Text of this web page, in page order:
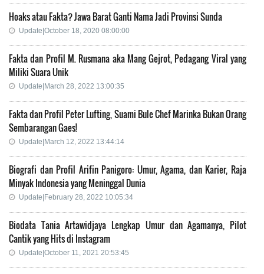
Hoaks atau Fakta? Jawa Barat Ganti Nama Jadi Provinsi Sunda
Update|October 18, 2020 08:00:00
Fakta dan Profil M. Rusmana aka Mang Gejrot, Pedagang Viral yang
Miliki Suara Unik
Update|March 28, 2022 13:00:35
Fakta dan Profil Peter Lufting, Suami Bule Chef Marinka Bukan Orang
Sembarangan Gaes!
Update|March 12, 2022 13:44:14
Biografi dan Profil Arifin Panigoro: Umur, Agama, dan Karier, Raja
Minyak Indonesia yang Meninggal Dunia
Update|February 28, 2022 10:05:34
Biodata Tania Artawidjaya Lengkap Umur dan Agamanya, Pilot
Cantik yang Hits di Instagram
Update|October 11, 2021 20:53:45